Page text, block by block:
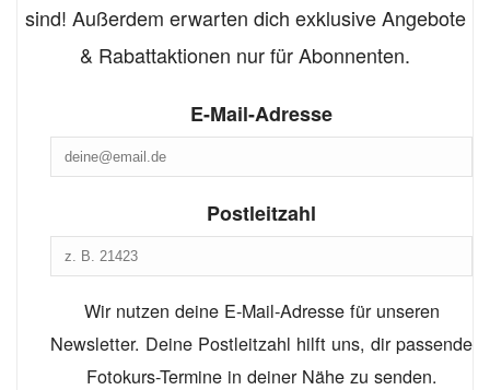
sind! Außerdem erwarten dich exklusive Angebote
& Rabattaktionen nur für Abonnenten.
E-Mail-Adresse
Postleitzahl
Wir nutzen deine E-Mail-Adresse für unseren
Newsletter. Deine Postleitzahl hilft uns, dir passende
Fotokurs-Termine in deiner Nähe zu senden.